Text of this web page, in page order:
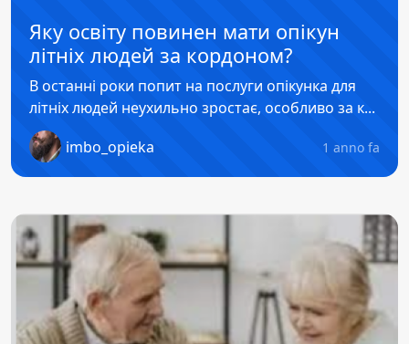
Яку освіту повинен мати опікун
літніх людей за кордоном?
В останні роки попит на послуги опікунка для
літніх людей неухильно зростає, особливо за к...
imbo_opieka
1 anno fa